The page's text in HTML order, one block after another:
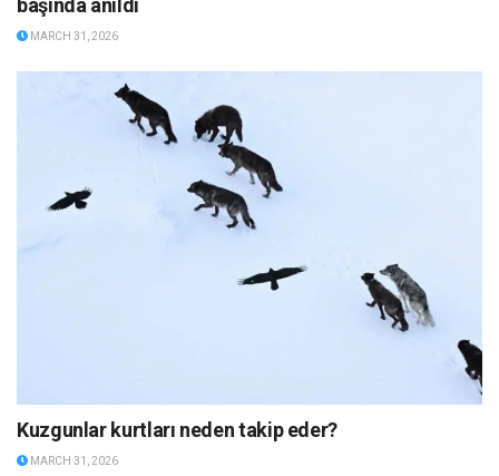
başında anıldı
MARCH 31, 2026
Kuzgunlar kurtları neden takip eder?
MARCH 31, 2026